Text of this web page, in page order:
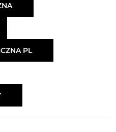
PL